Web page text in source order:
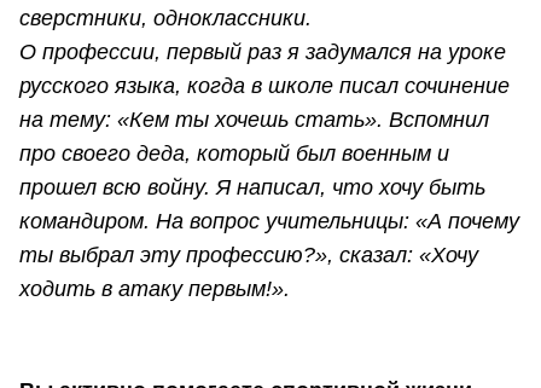
сверстники, одноклассники.
О профессии, первый раз я задумался на уроке
русского языка, когда в школе писал сочинение
на тему: «Кем ты хочешь стать». Вспомнил
про своего деда, который был военным и
прошел всю войну. Я написал, что хочу быть
командиром. На вопрос учительницы: «А почему
ты выбрал эту профессию?», сказал: «Хочу
ходить в атаку первым!».